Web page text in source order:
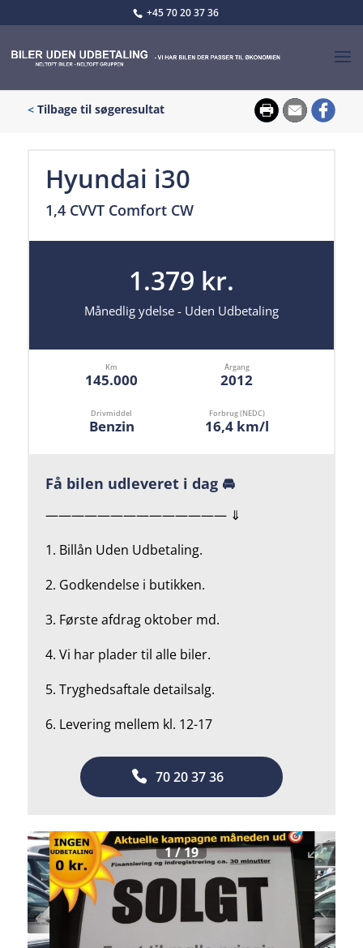
+45 70 20 37 36
< Tilbage til søgeresultat
1/19
Hyundai i30
1,4 CVVT Comfort CW
1.379 kr.
Månedlig ydelse - Uden Udbetaling
Km
145.000
Årgang
2012
Drivmiddel
Benzin
Forbrug (NEDC)
16,4 km/l
Få bilen udleveret i dag 🚘
—————————————— ⇓
1. Billån Uden Udbetaling.
2. Godkendelse i butikken.
3. Første afdrag oktober md.
4. Vi har plader til alle biler.
5. Tryghedsaftale detailsalg.
6. Levering mellem kl. 12-17
70 20 37 36